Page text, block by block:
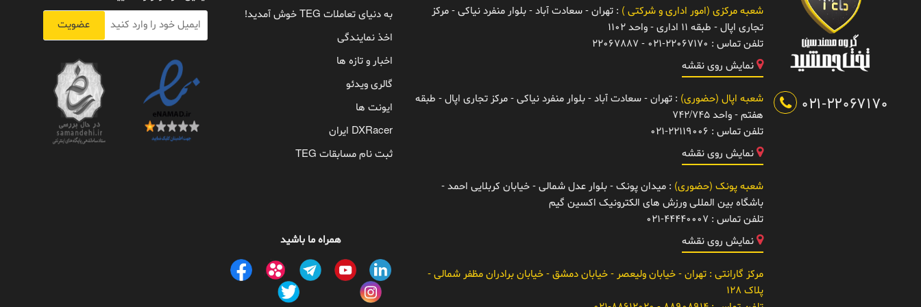
021-22067170
شعبه مرکزی (امور اداری و شرکتی ) : تهران - سعادت آباد - بلوار منفرد نیاکی - مرکز
تجاری اپال - طبقه 11 اداری - واحد 1102
تلفن تماس : 021-22067170 - 22067887
نمایش روی نقشه
شعبه اپال (حضوری) : تهران - سعادت آباد - بلوار منفرد نیاکی - مرکز تجاری اپال - طبقه
هفتم - واحد 742/745
تلفن تماس : 021-22119006
نمایش روی نقشه
شعبه پونک (حضوری) : میدان پونک - بلوار عدل شمالی - خیابان کربلایی احمد -
باشگاه بین المللی ورزش های الکترونیک اکسین گیم
تلفن تماس : 021-44440007
نمایش روی نقشه
مرکز گارانتی : تهران - خیابان ولیعصر - خیابان دمشق - خیابان برادران مظفر شمالی -
پلاک 128
به دنیای تعاملات TEG خوش آمدید!
اخذ نمایندگی
اخبار و تازه ها
گالری ویدئو
ایونت ها
DXRacer ایران
ثبت نام مسابقات TEG
همراه ما باشید
عضویت